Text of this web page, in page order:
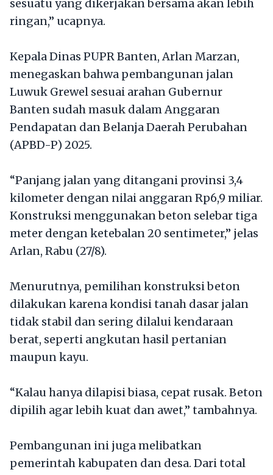
sesuatu yang dikerjakan bersama akan lebih
ringan,” ucapnya.
Kepala Dinas PUPR Banten, Arlan Marzan,
menegaskan bahwa pembangunan jalan
Luwuk Grewel sesuai arahan Gubernur
Banten sudah masuk dalam Anggaran
Pendapatan dan Belanja Daerah Perubahan
(APBD-P) 2025.
“Panjang jalan yang ditangani provinsi 3,4
kilometer dengan nilai anggaran Rp6,9 miliar.
Konstruksi menggunakan beton selebar tiga
meter dengan ketebalan 20 sentimeter,” jelas
Arlan, Rabu (27/8).
Menurutnya, pemilihan konstruksi beton
dilakukan karena kondisi tanah dasar jalan
tidak stabil dan sering dilalui kendaraan
berat, seperti angkutan hasil pertanian
maupun kayu.
“Kalau hanya dilapisi biasa, cepat rusak. Beton
dipilih agar lebih kuat dan awet,” tambahnya.
Pembangunan ini juga melibatkan
pemerintah kabupaten dan desa. Dari total